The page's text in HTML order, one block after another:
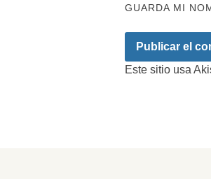
GUARDA MI
Este sitio usa